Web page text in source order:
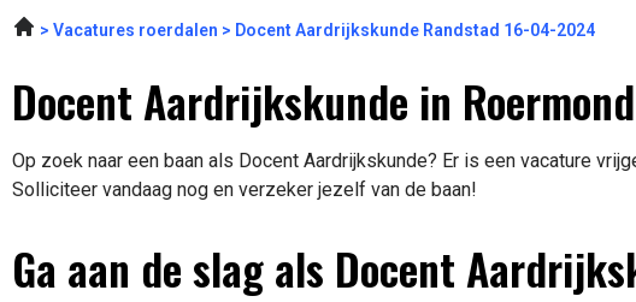
Vacatures roerdalen Docent Aardrijkskunde Randstad 16-04-2024
Docent Aardrijkskunde in Roermond
Op zoek naar een baan als Docent Aardrijkskunde? Er is een vacature
Solliciteer vandaag nog en verzeker jezelf van de baan!
Ga aan de slag als Docent